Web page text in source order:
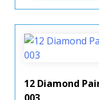
12 Diamond